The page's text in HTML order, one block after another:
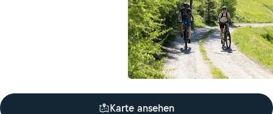
Karte ansehen